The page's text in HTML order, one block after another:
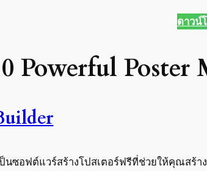
ดาวน์
Powerful
นซอฟต์แวร์สร้างโปสเตอร์ฟรีที่ช่วยให้คุณสร้